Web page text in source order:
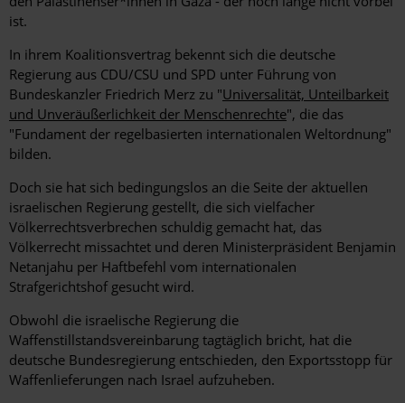
ist.
In ihrem Koalitionsvertrag bekennt sich die deutsche
Regierung aus CDU/CSU und SPD unter Führung von
Bundeskanzler Friedrich Merz zu "Universalität, Unteilbarkeit
und Unveräußerlichkeit der Menschenrechte", die das
"Fundament der regelbasierten internationalen Weltordnung"
bilden.
Doch sie hat sich bedingungslos an die Seite der aktuellen
israelischen Regierung gestellt, die sich vielfacher
Völkerrechtsverbrechen schuldig gemacht hat, das
Völkerrecht missachtet und deren Ministerpräsident Benjamin
Netanjahu per Haftbefehl vom internationalen
Strafgerichtshof gesucht wird.
Obwohl die israelische Regierung die
Waffenstillstandsvereinbarung tagtäglich bricht, hat die
deutsche Bundesregierung entschieden, den Exportsstopp für
Waffenlieferungen nach Israel aufzuheben.